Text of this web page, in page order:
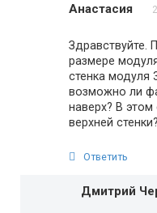
Анастасия
Здравствуйте.
размере
стенка
возможно ли
наверх? В этом
верхней стенки?
Ответить
Дмитрий